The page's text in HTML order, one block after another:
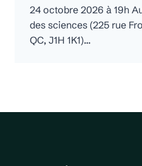
24 octobre 2026 à 19h
des sciences (225 rue
QC, J1H 1K1)…